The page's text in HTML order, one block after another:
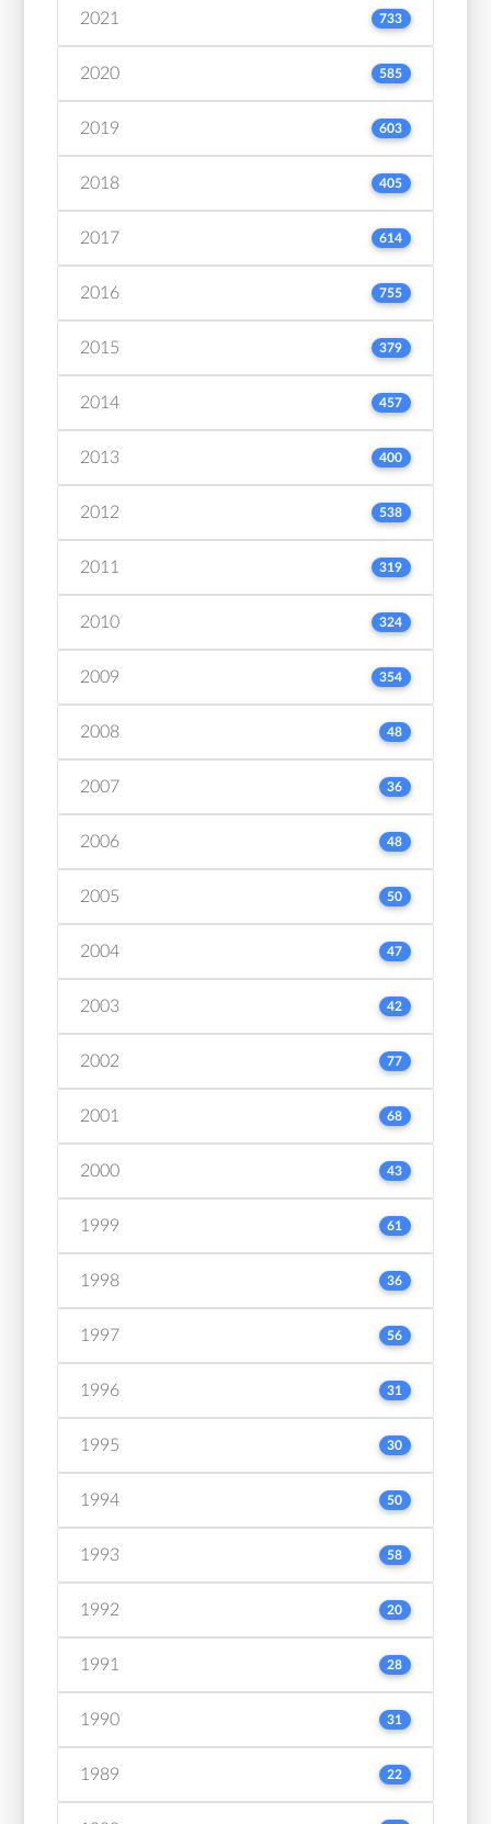
2021 733
2020 585
2019 603
2018 405
2017 614
2016 755
2015 379
2014 457
2013 400
2012 538
2011 319
2010 324
2009 354
2008 48
2007 36
2006 48
2005 50
2004 47
2003 42
2002 77
2001 68
2000 43
1999 61
1998 36
1997 56
1996 31
1995 30
1994 50
1993 58
1992 20
1991 28
1990 31
1989 22